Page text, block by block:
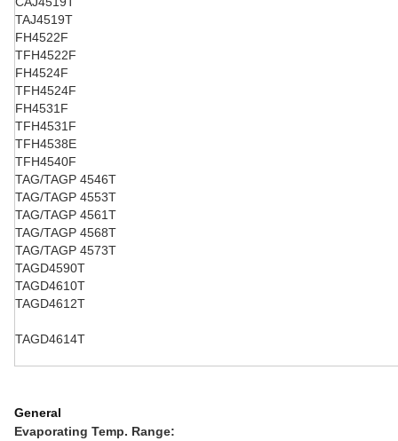
TAJ4519T
FH4522F
TFH4522F
FH4524F
TFH4524F
FH4531F
TFH4531F
TFH4538E
TFH4540F
TAG/TAGP 4546T
TAG/TAGP 4553T
TAG/TAGP 4561T
TAG/TAGP 4568T
TAG/TAGP 4573T
TAGD4590T
TAGD4610T
TAGD4612T
TAGD4614T
General
Evaporating Temp. Range: